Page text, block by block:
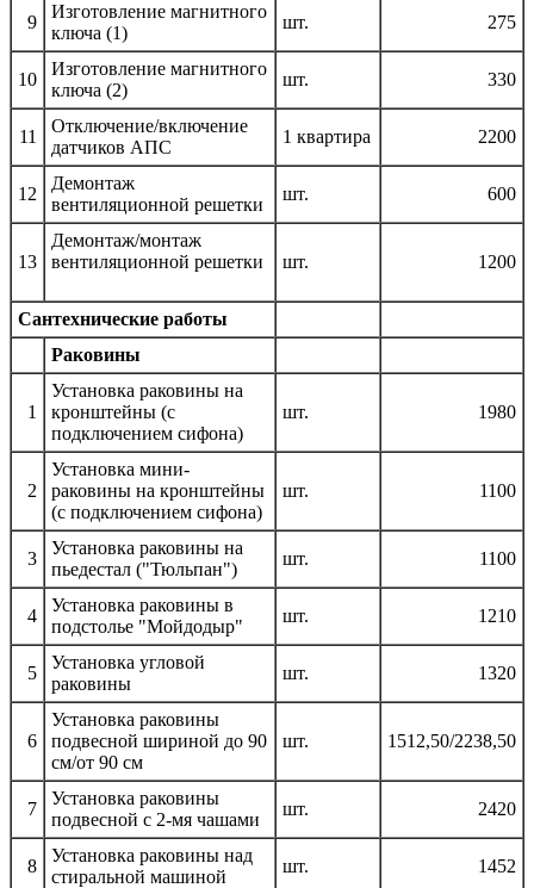
9
Изготовление магнитного
ключа (1)
шт. 275
10
Изготовление магнитного
ключа (2)
шт. 330
11
Отключение/включение
датчиков АПС
1 квартира 2200
12
Демонтаж
вентиляционной решетки
шт. 600
13
Демонтаж/монтаж
вентиляционной решетки
шт. 1200
Сантехнические работы
Раковины
1
Установка раковины на
кронштейны (с
подключением сифона)
шт. 1980
2
Установка мини-
раковины на кронштейны
(с подключением сифона)
шт. 1100
3
Установка раковины на
пьедестал ("Тюльпан")
шт. 1100
4
Установка раковины в
подстолье "Мойдодыр"
шт. 1210
5
Установка угловой
раковины
шт. 1320
6
Установка раковины
подвесной шириной до 90
см/от 90 см
шт. 1512,50/2238,50
7
Установка раковины
подвесной с 2-мя чашами
шт. 2420
8
Установка раковины над
стиральной машиной
шт. 1452